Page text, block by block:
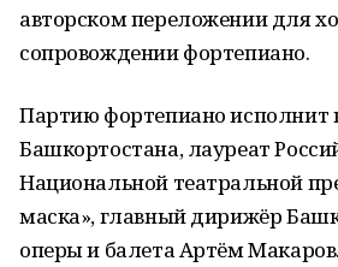
авторском переложении для
сопровождении фортепиано.
Партию фортепиано исполнит
Башкортостана, лауреат
Национальной театральной
маска», главный дирижёр
оперы и балета Артём Макаров.